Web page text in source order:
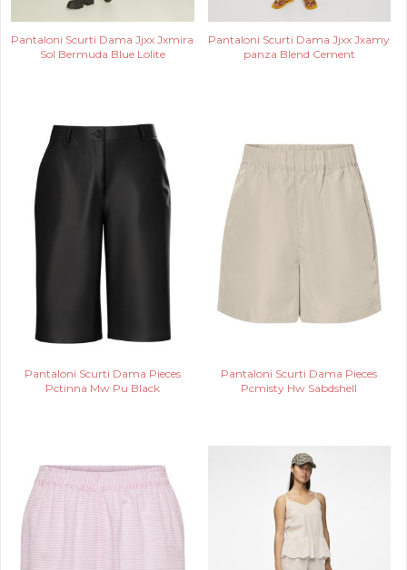
Pantaloni Scurti Dama Jjxx Jxmira
Sol Bermuda Blue Lolite
Pantaloni Scurti Dama Jjxx Jxamy
panza Blend Cement
Pantaloni Scurti Dama Pieces
Pctinna Mw Pu Black
Pantaloni Scurti Dama Pieces
Pcmisty Hw Sabdshell